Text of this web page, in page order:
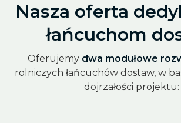
Nasza oferta
łańcuchom
Oferujemy dwa modułowe
rolniczych łańcuchów dostaw, w
dojrzałości projektu: